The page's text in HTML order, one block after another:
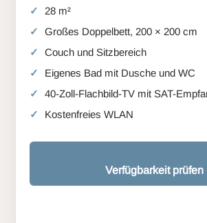
28 m²
Großes Doppelbett, 200 × 200 cm
Couch und Sitzbereich
Eigenes Bad mit Dusche und WC
40-Zoll-Flachbild-TV mit SAT-
Kostenfreies WLAN
Verfügbarkeit prüfen